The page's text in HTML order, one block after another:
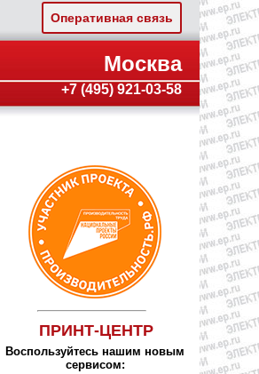
Оперативная связь
Москва
+7 (495) 921-03-58
ПРИНТ-ЦЕНТР
Воспользуйтесь нашим новым
сервисом: